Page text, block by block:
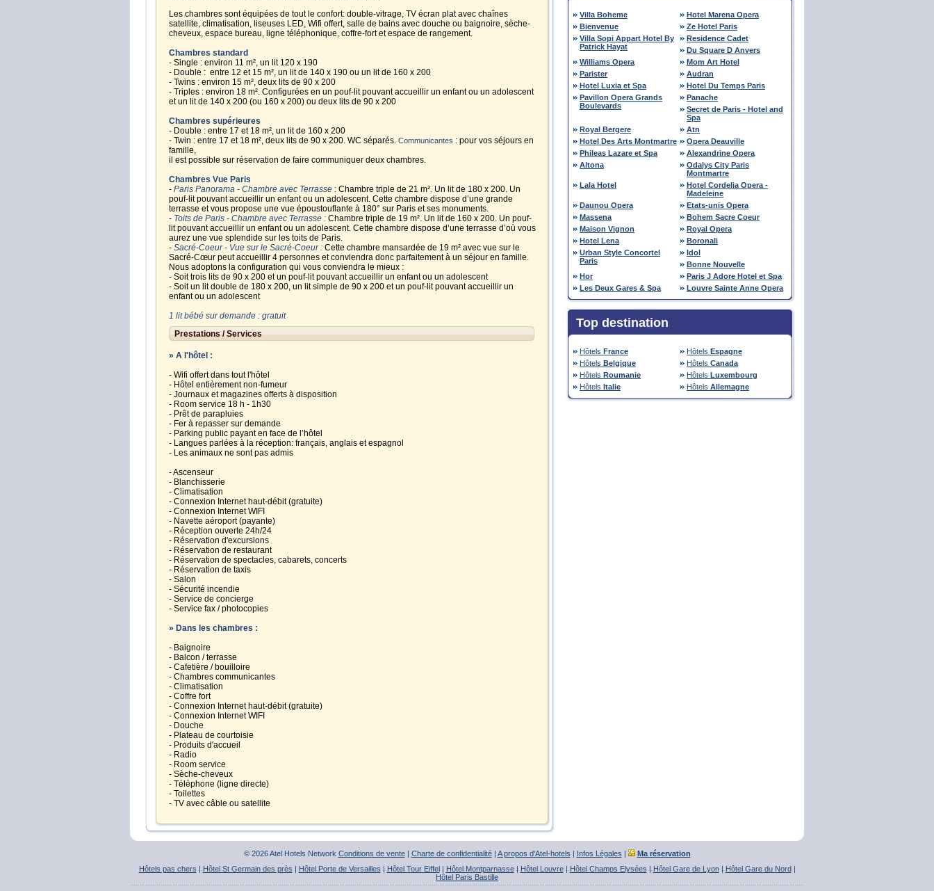
Les chambres sont équipées de tout le confort: double-vitrage, TV écran plat avec chaînes
satellite, climatisation, liseuses LED, Wifi offert, salle de bains avec douche ou baignoire, sèche-
cheveux, espace bureau, ligne téléphonique, coffre-fort et espace de rangement.
Chambres standard
- Single : environ 11 m², un lit 120 x 190
- Double : entre 12 et 15 m², un lit de 140 x 190 ou un lit de 160 x 200
- Twins : environ 15 m², deux lits de 90 x 200
- Triples : environ 18 m². Configurées en un pouf-lit pouvant accueillir un enfant ou un adolescent
et un lit de 140 x 200 (ou 160 x 200) ou deux lits de 90 x 200
Chambres supérieures
- Double : entre 17 et 18 m², un lit de 160 x 200
- Twin : entre 17 et 18 m², deux lits de 90 x 200. WC séparés. Communicantes : pour vos séjours en
famille,
il est possible sur réservation de faire communiquer deux chambres.
Chambres Vue Paris
- Paris Panorama - Chambre avec Terrasse : Chambre triple de 21 m². Un lit de 180 x 200. Un
pouf-lit pouvant accueillir un enfant ou un adolescent. Cette chambre dispose d’une grande
terrasse et vous propose une vue époustouflante à 180° sur Paris et ses monuments.
- Toits de Paris - Chambre avec Terrasse : Chambre triple de 19 m². Un lit de 160 x 200. Un pouf-
lit pouvant accueillir un enfant ou un adolescent. Cette chambre dispose d’une terrasse d’où vous
aurez une vue splendide sur les toits de Paris.
- Sacré-Coeur - Vue sur le Sacré-Coeur : Cette chambre mansardée de 19 m² avec vue sur le
Sacré-Cœur peut accueillir 4 personnes et conviendra donc parfaitement à un séjour en famille.
Nous adoptons la configuration qui vous conviendra le mieux :
- Soit trois lits de 90 x 200 et un pouf-lit pouvant accueillir un enfant ou un adolescent
- Soit un lit double de 180 x 200, un lit simple de 90 x 200 et un pouf-lit pouvant accueillir un
enfant ou un adolescent
1 lit bébé sur demande : gratuit
Prestations / Services
» A l'hôtel :
- Wifi offert dans tout l'hôtel
- Hôtel entièrement non-fumeur
- Journaux et magazines offerts à disposition
- Room service 18 h - 1h30
- Prêt de parapluies
- Fer à repasser sur demande
- Parking public payant en face de l’hôtel
- Langues parlées à la réception: français, anglais et espagnol
- Les animaux ne sont pas admis
- Ascenseur
- Blanchisserie
- Climatisation
- Connexion Internet haut-débit (gratuite)
- Connexion Internet WIFI
- Navette aéroport (payante)
- Réception ouverte 24h/24
- Réservation d'excursions
- Réservation de restaurant
- Réservation de spectacles, cabarets, concerts
- Réservation de taxis
- Salon
- Sécurité incendie
- Service de concierge
- Service fax / photocopies
» Dans les chambres :
- Baignoire
- Balcon / terrasse
- Cafetière / bouilloire
- Chambres communicantes
- Climatisation
- Coffre fort
- Connexion Internet haut-débit (gratuite)
- Connexion Internet WIFI
- Douche
- Plateau de courtoisie
- Produits d'accueil
- Radio
- Room service
- Sèche-cheveux
- Téléphone (ligne directe)
- Toilettes
- TV avec câble ou satellite
Villa Boheme
Hotel Marena Opera
Bienvenue
Ze Hotel Paris
Villa Sopi Appart Hotel By
Patrick Hayat
Residence Cadet
Du Square D Anvers
Williams Opera
Mom Art Hotel
Parister
Audran
Hotel Luxia et Spa
Hotel Du Temps Paris
Pavillon Opera Grands
Boulevards
Panache
Secret de Paris - Hotel and
Spa
Royal Bergere
Atn
Hotel Des Arts Montmartre
Opera Deauville
Phileas Lazare et Spa
Alexandrine Opera
Altona
Odalys City Paris
Montmartre
Lala Hotel
Hotel Cordelia Opera -
Madeleine
Daunou Opera
Etats-unis Opera
Massena
Bohem Sacre Coeur
Maison Vignon
Royal Opera
Hotel Lena
Boronali
Urban Style Concortel
Paris
Idol
Bonne Nouvelle
Hor
Paris J Adore Hotel et Spa
Les Deux Gares & Spa
Louvre Sainte Anne Opera
Top destination
Hôtels France Hôtels Espagne
Hôtels Belgique Hôtels Canada
Hôtels Roumanie Hôtels Luxembourg
Hôtels Italie Hôtels Allemagne
© 2026 Atel Hotels Network Conditions de vente| Charte de confidentialité| A propos d'Atel-hotels | Infos Légales |
Ma réservation
Hôtels pas chers | Hôtel St Germain des près | Hôtel Porte de Versailles | Hôtel Tour Eiffel| Hôtel Montparnasse| Hôtel Louvre| Hôtel Champs Elysées | Hôtel Gare de Lyon| Hôtel Gare du Nord|
Hôtel Paris Bastille